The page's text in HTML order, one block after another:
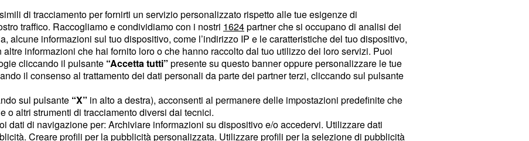
Diamante di Zucchero,
di tracciamento per fornirti un servizio personalizzato rispetto alle tue esigenze di
traffico. Raccogliamo e condividiamo con i nostri 1624partner che si occupano di analisi dei
alcune informazioni sul tuo dispositivo, come l’indirizzo IP e le caratteristiche del tuo dispositivo,
informazioni che hai fornito loro o che hanno raccolto dal tuo utilizzo dei loro servizi. Puoi
cliccando il pulsante “Accetta tutti” presente su questo banner oppure personalizzare le tue
il consenso al trattamento dei dati personali da parte dei partner terzi, cliccando sul pulsante
sul pulsante “X” in alto a destra), acconsenti al permanere delle impostazioni predefinite che
o altri strumenti di tracciamento diversi dai tecnici.
dati di navigazione per: Archiviare informazioni su dispositivo e/o accedervi. Utilizzare dati
Creare profili per la pubblicità personalizzata. Utilizzare profili per la selezione di pubblicità